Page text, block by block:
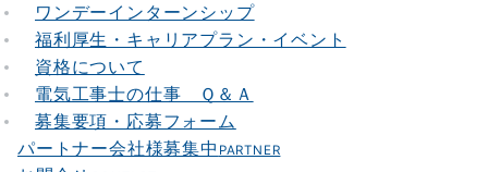
ワンデーインターンシップ
福利厚生・キャリアプラン・イベント
資格について
電気工事士の仕事 Ｑ＆Ａ
募集要項・応募フォーム
パートナー会社様募集中 PARTNER